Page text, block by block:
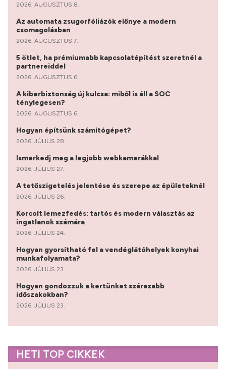
2026. AUGUSZTUS 8.
Az automata zsugorfóliázók előnye a modern
csomagolásban
2026. AUGUSZTUS 7.
5 ötlet, ha prémiumabb kapcsolatépítést szeretnél a
partnereiddel
2026. AUGUSZTUS 6.
A kiberbiztonság új kulcsa: miből is áll a SOC
ténylegesen?
2026. AUGUSZTUS 6.
Hogyan építsünk számítógépet?
2026. JÚLIUS 28.
Ismerkedj meg a legjobb webkamerákkal
2026. JÚLIUS 27.
A tetőszigetelés jelentése és szerepe az épületeknél
2026. JÚLIUS 26.
Korcolt lemezfedés: tartós és modern választás az
ingatlanok számára
2026. JÚLIUS 24.
Hogyan gyorsítható fel a vendéglátóhelyek konyhai
munkafolyamata?
2026. JÚLIUS 23.
Hogyan gondozzuk a kertünket szárazabb
időszakokban?
2026. JÚLIUS 23.
HETI TOP CIKKEK